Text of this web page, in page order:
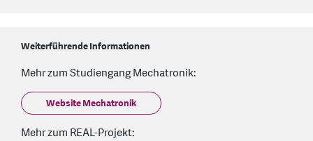
Weiterführende Informationen
Mehr zum Studiengang Mechatronik:
Website Mechatronik
Mehr zum REAL-Projekt: